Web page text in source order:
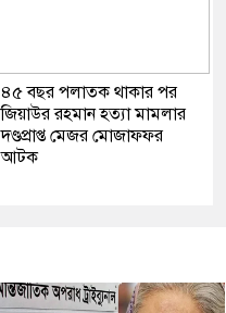
৪৫ বছর পলাতক থাকার পর
জিয়াউর রহমান হত্যা মামলার
দণ্ডপ্রাপ্ত মেজর মোজাফফর
আটক